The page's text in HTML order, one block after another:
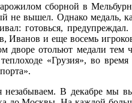
сборной в
не вышел. Однако медаль,
готовься,
Иванов и еще восемь
отольют медали тем
«Грузия», во
В декабре мы